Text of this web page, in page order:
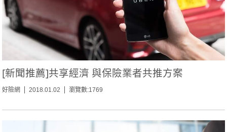
[新聞推薦]共享經濟 與保險業者共推方案
好險網 2018.01.02 瀏覽數:1769